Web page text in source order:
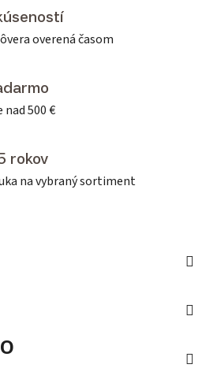
overená časom
500 €
rokov
na vybraný sortiment